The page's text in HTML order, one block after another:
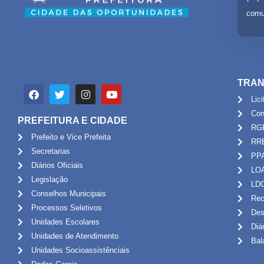
PREFEITURA E CIDADE
Prefeito e Vice Prefeita
Secretarias
Diários Oficiais
Legislação
Conselhos Municipais
Processos Seletivos
Unidades Escolares
Unidades de Atendimento
Unidades Socioassistênciais